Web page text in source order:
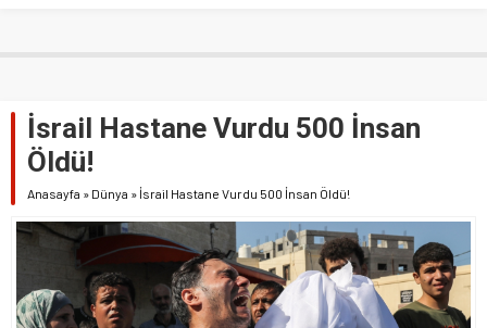
İsrail Hastane Vurdu 500 İnsan
Öldü!
Anasayfa » Dünya » İsrail Hastane Vurdu 500 İnsan Öldü!